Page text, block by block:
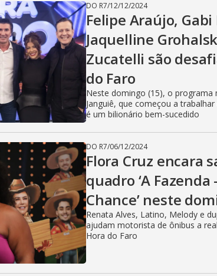
DO R7/12/12/2024
Felipe Araújo,
Jaquelline
Zucatelli são
do Faro
Neste domingo (15), o
Janguiê, que começou a
é um bilionário bem-sucedido
DO R7/06/12/2024
Flora Cruz encara
quadro ‘A
Chance’ neste
Renata Alves, Latino, Melody e
ajudam motorista de ônibus a
Hora do Faro